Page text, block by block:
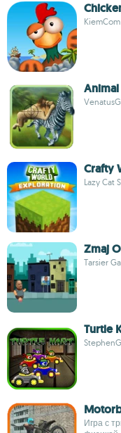
KiemCom
Crafty
Lazy Cat
Zmaj
Tarsier
Turtle
Игра с